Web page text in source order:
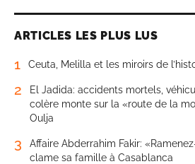
ARTICLES LES PLUS LUS
1 Ceuta, Melilla et les miroirs de
2
El Jadida: accidents mortels,
colère monte sur la «route de la
Oulja
3
Affaire Abderrahim Fakir:
clame sa famille à Casablanca